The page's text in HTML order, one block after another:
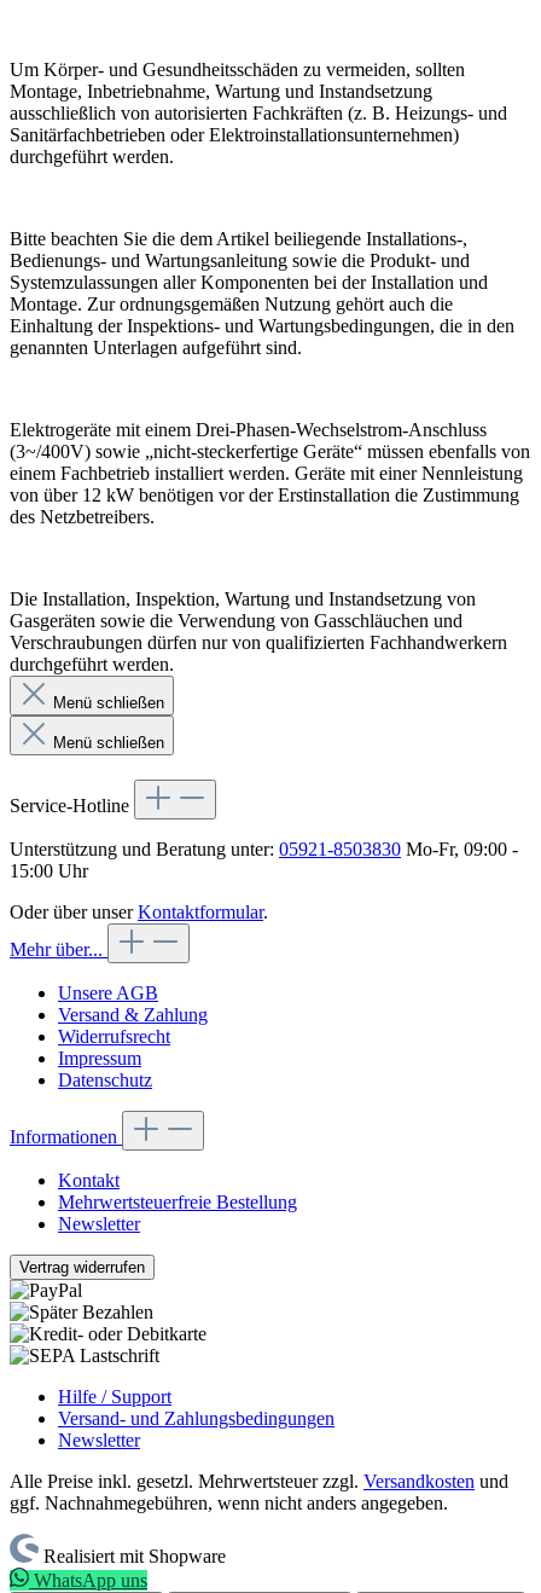
Um Körper- und Gesundheitsschäden zu vermeiden, sollten
Montage, Inbetriebnahme, Wartung und Instandsetzung
ausschließlich von autorisierten Fachkräften (z. B. Heizungs- und
Sanitärfachbetrieben oder Elektroinstallationsunternehmen)
durchgeführt werden.
Bitte beachten Sie die dem Artikel beiliegende Installations-,
Bedienungs- und Wartungsanleitung sowie die Produkt- und
Systemzulassungen aller Komponenten bei der Installation und
Montage. Zur ordnungsgemäßen Nutzung gehört auch die
Einhaltung der Inspektions- und Wartungsbedingungen, die in den
genannten Unterlagen aufgeführt sind.
Elektrogeräte mit einem Drei-Phasen-Wechselstrom-Anschluss
(3~/400V) sowie „nicht-steckerfertige Geräte“ müssen ebenfalls von
einem Fachbetrieb installiert werden. Geräte mit einer Nennleistung
von über 12 kW benötigen vor der Erstinstallation die Zustimmung
des Netzbetreibers.
Die Installation, Inspektion, Wartung und Instandsetzung von
Gasgeräten sowie die Verwendung von Gasschläuchen und
Verschraubungen dürfen nur von qualifizierten Fachhandwerkern
durchgeführt werden.
Menü schließen
Menü schließen
Service-Hotline
Unterstützung und Beratung unter: 05921-8503830 Mo-Fr, 09:00 -
15:00 Uhr
Oder über unserKontaktformular.
Mehr über...
Unsere AGB
Versand & Zahlung
Widerrufsrecht
Impressum
Datenschutz
Informationen
Kontakt
Mehrwertsteuerfreie Bestellung
Newsletter
Vertrag widerrufen
Hilfe / Support
Versand- und Zahlungsbedingungen
Newsletter
Alle Preise inkl. gesetzl. Mehrwertsteuer zzgl. Versandkosten und
ggf. Nachnahmegebühren, wenn nicht anders angegeben.
Realisiert mit Shopware
WhatsApp uns